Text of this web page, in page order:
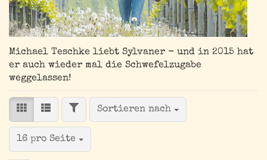
Michael Teschke liebt Sylvaner - und in 2015 hat
er auch wieder mal die Schwefelzugabe
weggelassen!
FILTERSortieren nach
Sortieren nach
16 pro Seite
pro Seite